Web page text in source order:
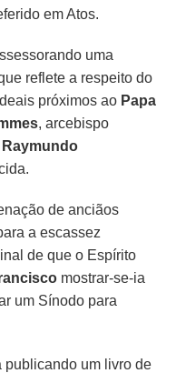
em Atos.
uma
reflete a respeito do
próximos ao Papa
, arcebispo
Raymundo
de anciãos
a escassez
de que o Espírito
mostrar-se-ia
um Sínodo para
publicando um livro de